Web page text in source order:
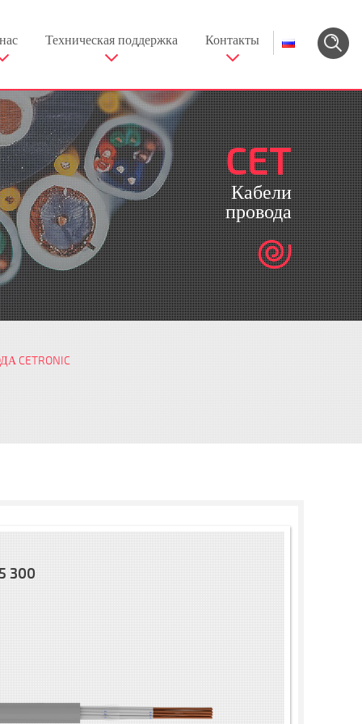
Техническая поддержка Контакты
CET
Кабели
провода
CETRONIC
300